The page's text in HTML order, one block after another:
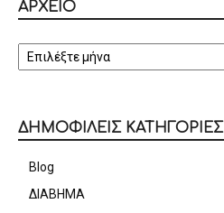
ΑΡΧΕΙΟ
ΔΗΜΟΦΙΛΕΙΣ ΚΑΤΗΓΟΡΙΕΣ
Blog
ΔΙΑΒΗΜΑ